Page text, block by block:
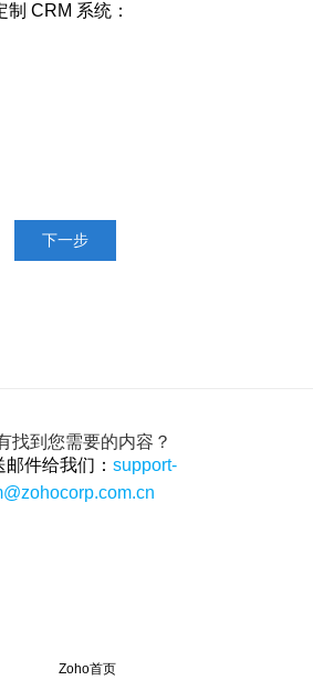
CRM 系统：
下一步
找到您需要的内容？
邮件给我们： support-
Zoho首页